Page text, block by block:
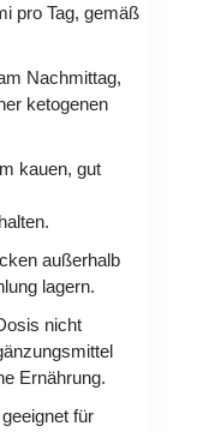
pro Tag, gemäß
Nachmittag,
ketogenen
kauen, gut
außerhalb
lagern.
nicht
Ernährung.
für